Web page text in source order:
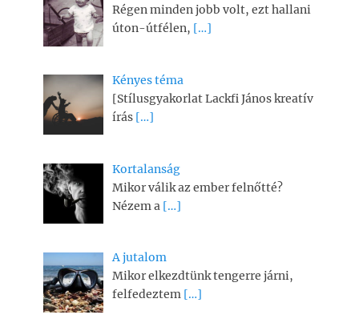
Régen minden jobb volt, ezt hallani
úton-útfélen, […]
Kényes téma
[Stílusgyakorlat Lackfi János kreatív
írás […]
Kortalanság
Mikor válik az ember felnőtté?
Nézem a […]
A jutalom
Mikor elkezdtünk tengerre járni,
felfedeztem […]